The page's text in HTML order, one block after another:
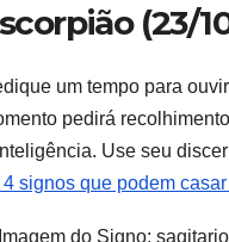
(23/
um tempo para
pedirá
Use seu
4 signos que podem